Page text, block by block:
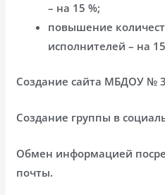
– на 15 %;
повышение
исполнителей – на
Создание сайта МБДОУ №
Создание группы в
Обмен информацией
почты.